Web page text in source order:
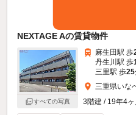
NEXTAGE Aの賃貸物件
すべての写真
麻生田駅 歩
丹生川駅 歩
三里駅 歩25
三重県いな
3階建 / 19年4ヶ